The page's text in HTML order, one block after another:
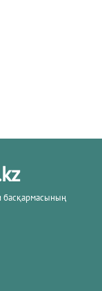
басқармасының